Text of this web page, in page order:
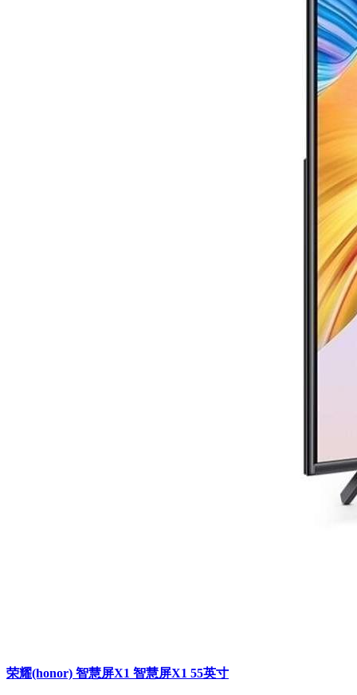
荣耀(honor) 智慧屏X1 智慧屏X1 55英寸